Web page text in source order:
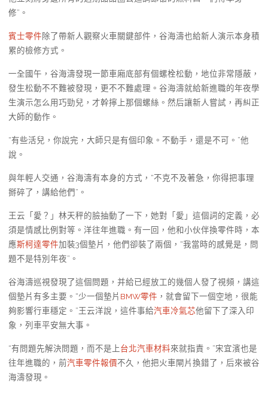
修”。
賓士零件除了帶新人觀察火車關鍵部件，谷海濤也給新人演示本身積
累的檢修方式。
一全國午，谷海濤發現一節車廂底部有個螺栓松動，地位非常隱蔽，
發生松動不不難被發現，更不不難處理。谷海濤就給新進職的年夜學
生演示怎么用巧勁兒，才幹擰上那個螺絲。然后讓新人嘗試，再糾正
大師的動作。
“有些活兒，你說完，大師只是有個印象。不動手，還是不可。”他
說。
與年輕人交通，谷海濤有本身的方式，“不克不及著急，你得把事理
掰碎了，講給他們”。
王云「愛？」林天秤的臉抽動了一下，她對「愛」這個詞的定義，必
須是情感比例對等。洋往年進職。有一回，他和小伙伴換零件時，本
應斯柯達零件加裝3個墊片，他們卻裝了兩個，“我當時的感覺是，問
題不是特別年夜”。
谷海濤巡視發現了這個問題，并給已經放工的幾個人發了視頻，講這
個墊片有多主要。“少一個墊片 BMW零件 ，就會留下一個空地，很能
夠影響行車穩定。”王云洋說，這件事給汽車冷氣芯他留下了深入印
象，列車平安無大事。
“有問題先解決問題，而不是上台北汽車材料來就指責。”宋宜濱也是
往年進職的，前汽車零件報價不久，他把火車閘片換錯了，后來被谷
海濤發現。